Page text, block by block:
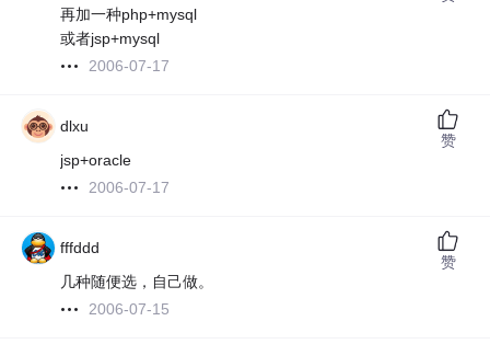
再加一种php+mysql
或者jsp+mysql
2006-07-17
dlxu
jsp+oracle
2006-07-17
赞
fffddd
几种随便选，自己做。
2006-07-15
赞